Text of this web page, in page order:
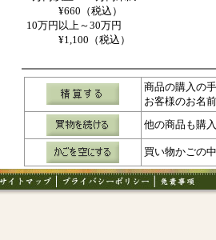
¥660（税込）
10万円以上～30万円
¥1,100（税込）
商品の購入の
お客様のお名
他の商品も購
買い物かごの